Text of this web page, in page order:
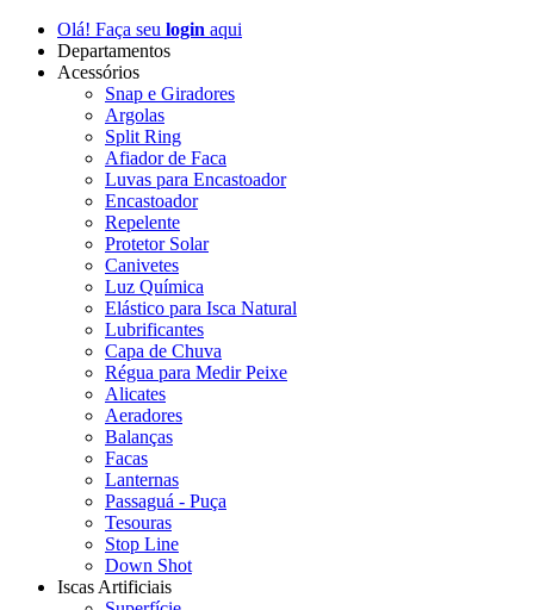
Olá! Faça seu login aqui
Departamentos
Acessórios
Snap e Giradores
Argolas
Split Ring
Afiador de Faca
Luvas para Encastoador
Encastoador
Repelente
Protetor Solar
Canivetes
Luz Química
Elástico para Isca Natural
Lubrificantes
Capa de Chuva
Régua para Medir Peixe
Alicates
Aeradores
Balanças
Facas
Lanternas
Passaguá - Puça
Tesouras
Stop Line
Down Shot
Iscas Artificiais